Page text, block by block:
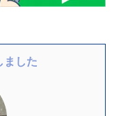
ました